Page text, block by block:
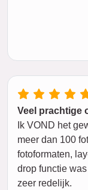
Veel prachtige
Ik VOND het
meer dan 100
fotoformaten,
drop functie
zeer redelijk.